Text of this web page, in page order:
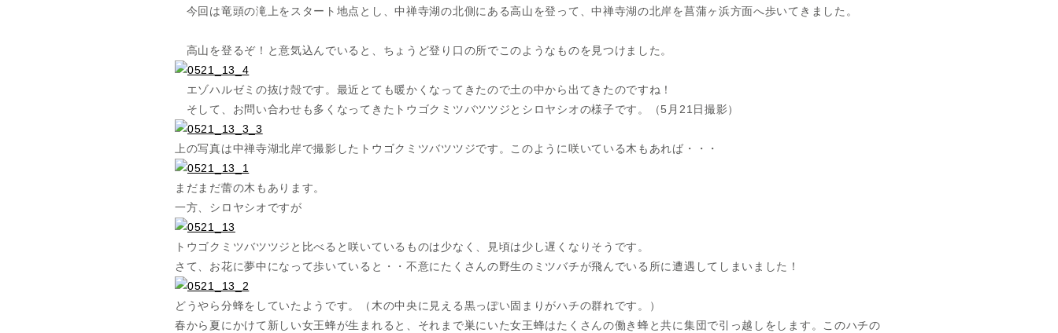
今回は竜頭の滝上をスタート地点とし、中禅寺湖の北側にある高山を登って、中禅寺湖の北岸を菖蒲ヶ浜方面へ歩いてきました。
高山を登るぞ！と意気込んでいると、ちょうど登り口の所でこのようなものを見つけました。
エゾハルゼミの抜け殻です。最近とても暖かくなってきたので土の中から出てきたのですね！
そして、お問い合わせも多くなってきたトウゴクミツバツツジとシロヤシオの様子です。（5月21日撮影）
上の写真は中禅寺湖北岸で撮影したトウゴクミツバツツジです。このように咲いている木もあれば・・・
まだまだ蕾の木もあります。
一方、シロヤシオですが
トウゴクミツバツツジと比べると咲いているものは少なく、見頃は少し遅くなりそうです。
さて、お花に夢中になって歩いていると・・不意にたくさんの野生のミツバチが飛んでいる所に遭遇してしまいました！
どうやら分蜂をしていたようです。（木の中央に見える黒っぽい固まりがハチの群れです。）
春から夏にかけて新しい女王蜂が生まれると、それまで巣にいた女王蜂はたくさんの働き蜂と共に集団で引っ越しをします。このハチの